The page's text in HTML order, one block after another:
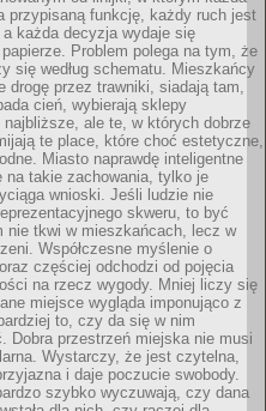
przypisaną funkcję, każdy ruch jest
a każda decyzja wydaje się
Problem polega na tym, że
się według schematu. Mieszkańcy
drogę przez trawniki, siadają tam,
cień, wybierają sklepy
najbliższe, ale te, w których dobrze
te place, które choć estetyczne,
Miasto naprawdę inteligentne
na takie zachowania, tylko je
wnioski. Jeśli ludzie nie
skweru, to być
nie tkwi w mieszkańcach, lecz w
Współczesne myślenie o
częściej odchodzi od pojęcia
na rzecz wygody. Mniej liczy się
miejsce wygląda imponująco z
to, czy da się w nim
Dobra przestrzeń miejska nie musi
Wystarczy, że jest czytelna,
i daje poczucie swobody.
szybko wyczuwają, czy dana